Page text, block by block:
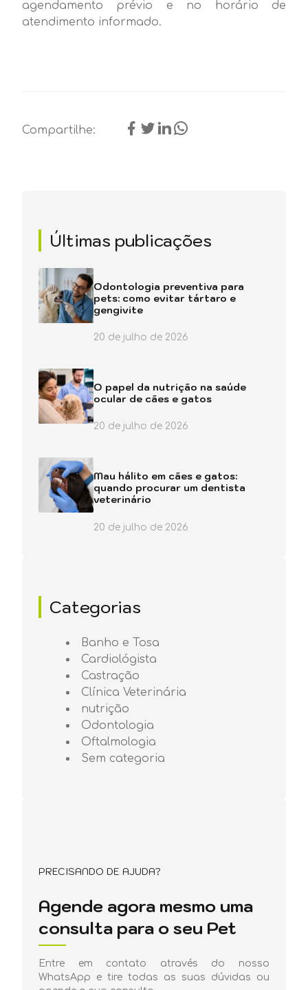
agendamento prévio e no horário de
atendimento informado.
Compartilhe:
Últimas publicações
Odontologia preventiva para
pets: como evitar tártaro e
gengivite
20 de julho de 2026
O papel da nutrição na saúde
ocular de cães e gatos
20 de julho de 2026
Mau hálito em cães e gatos:
quando procurar um dentista
veterinário
20 de julho de 2026
Categorias
Banho e Tosa
Cardiológista
Castração
Clínica Veterinária
nutrição
Odontologia
Oftalmologia
Sem categoria
PRECISANDO DE AJUDA?
Agende agora mesmo uma
consulta para o seu Pet
Entre em contato através do nosso
WhatsApp e tire todas as suas dúvidas ou